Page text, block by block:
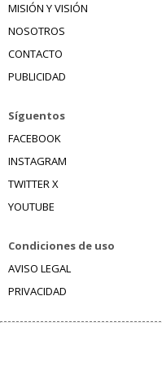
MISIÓN Y VISIÓN
NOSOTROS
CONTACTO
PUBLICIDAD
Síguentos
FACEBOOK
INSTAGRAM
TWITTER X
YOUTUBE
Condiciones de uso
AVISO LEGAL
PRIVACIDAD